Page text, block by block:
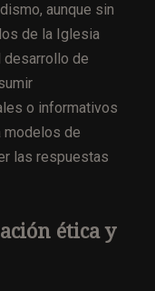
aunque sin
de la Iglesia
desarrollo de
o informativos
modelos de
las respuestas
ética y